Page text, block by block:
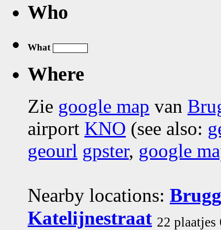
Who
What
Where
Zie google map van
airport KNO (see also:
geourl gpster, google
Nearby locations:
Katelijnestraat 22 plaatjes